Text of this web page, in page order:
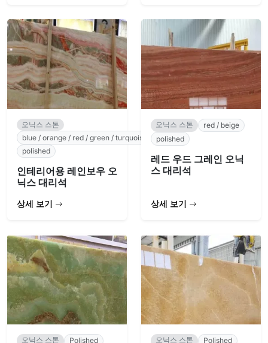
오닉스 스톤
blue / orange / red / green / turquoise / white / beige
polished
인테리어용 레인보우 오
닉스 대리석
상세 보기
오닉스 스톤
red / beige
polished
레드 우드 그레인 오닉
스 대리석
상세 보기
오닉스 스톤 Polished 오닉스 스톤 Polished